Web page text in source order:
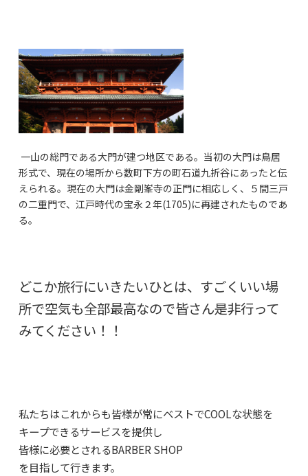
一山の総門である大門が建つ地区である。当初の大門は鳥居
形式で、現在の場所から数町下方の町石道九折谷にあったと伝
えられる。現在の大門は金剛峯寺の正門に相応しく、５間三戸
の二重門で、江戸時代の宝永２年(1705)に再建されたものであ
る。
どこか旅行にいきたいひとは、すごくいい場
所で空気も全部最高なので皆さん是非行って
みてください！！
私たちはこれからも皆様が常にベストでCOOLな状態を
キープできるサービスを提供し
皆様に必要とされるBARBER SHOP
を目指して行きます。